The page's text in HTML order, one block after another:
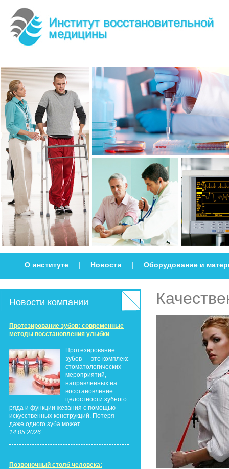
О институте Новости Оборудование и
Новости компании
Протезирование зубов: современные
методы восстановления улыбки
Протезирование
зубов — это комплекс
стоматологических
мероприятий,
направленных на
восстановление
целостности зубного
ряда и функции жевания с помощью
искусственных конструкций. Потеря
даже одного зуба может
14.05.2026
Позвоночный столб человека: